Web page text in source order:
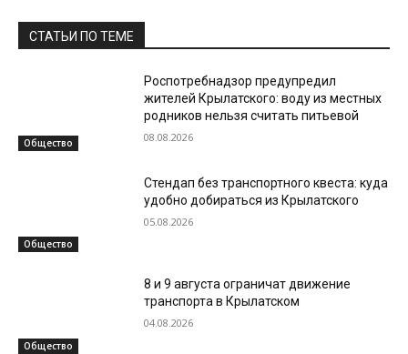
СТАТЬИ ПО ТЕМЕ
Общество
Роспотребнадзор предупредил
жителей Крылатского: воду из местных
родников нельзя считать питьевой
08.08.2026
Общество
Стендап без транспортного квеста: куда
удобно добираться из Крылатского
05.08.2026
Общество
8 и 9 августа ограничат движение
транспорта в Крылатском
04.08.2026